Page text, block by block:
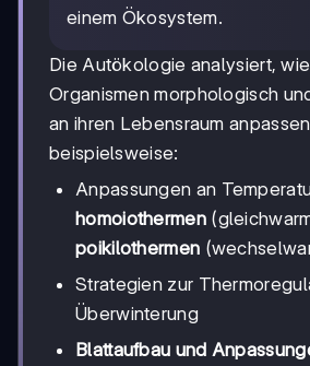
einem Ökosystem.
Die Autökologie analysiert,
Organismen morphologisch
an ihren Lebensraum
beispielsweise:
Anpassungen an
homoiothermen
poikilothermen
Strategien zur
Überwinterung
Blattaufbau und